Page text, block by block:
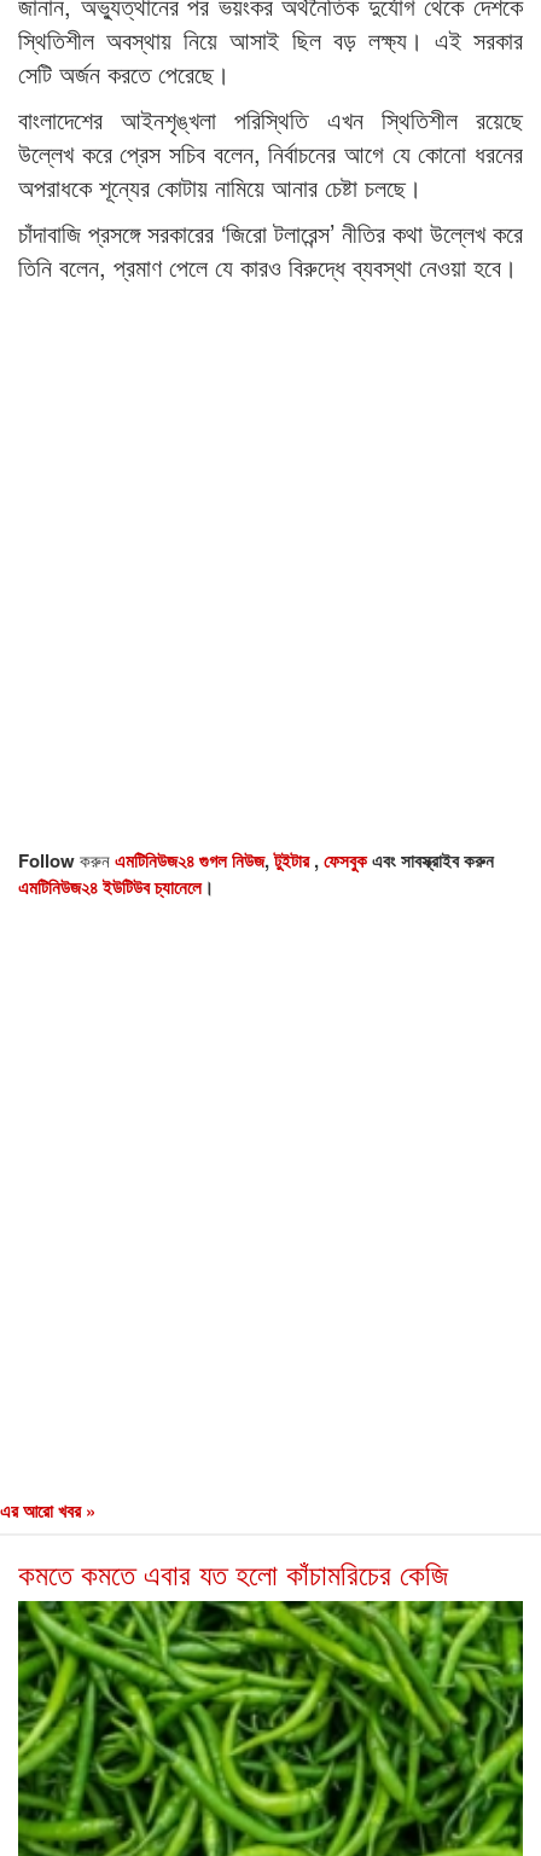
স্থিতিশীল অবস্থায় নিয়ে আসাই ছিল বড় লক্ষ্য। এই সরকার
সেটি অর্জন করতে পেরেছে।
বাংলাদেশের আইনশৃঙ্খলা পরিস্থিতি এখন স্থিতিশীল রয়েছে
উল্লেখ করে প্রেস সচিব বলেন, নির্বাচনের আগে যে কোনো ধরনের
অপরাধকে শূন্যের কোটায় নামিয়ে আনার চেষ্টা চলছে।
চাঁদাবাজি প্রসঙ্গে সরকারের ‘জিরো টলারেন্স’ নীতির কথা উল্লেখ করে
তিনি বলেন, প্রমাণ পেলে যে কারও বিরুদ্ধে ব্যবস্থা নেওয়া হবে।
Followকরুনএমটিনিউজ২৪ গুগল নিউজ,টুইটার,ফেসবুকএবং সাবস্ক্রাইব করুন
এমটিনিউজ২৪ ইউটিউব চ্যানেলে।
এর আরো খবর »
কমতে কমতে এবার যত হলো কাঁচামরিচের কেজি